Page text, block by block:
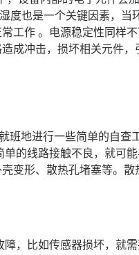
度也是一个关键因素，
工作 。电源稳定性同样
成冲击，损坏相关元件，
班地进行一些简单的自查
的线路接触不良，就可
变形、散热孔堵塞等。
，比如传感器损坏，就